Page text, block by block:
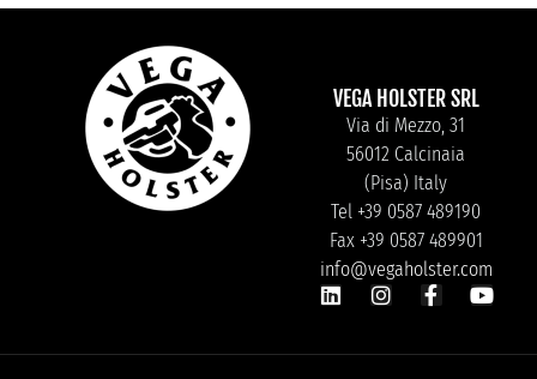
VEGA HOLSTER SRL
Via di Mezzo, 31
56012 Calcinaia
(Pisa) Italy
Tel +39 0587 489190
Fax +39 0587 489901
info@vegaholster.com